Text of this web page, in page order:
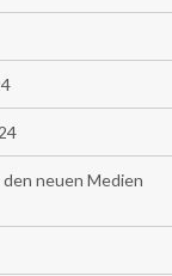
neuen Medien